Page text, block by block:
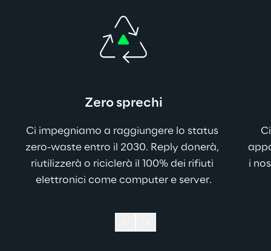
Zero sprechi
Ci impegniamo a raggiungere lo status
zero-waste entro il 2030. Reply donerà,
riutilizzerà o riciclerà il 100% dei rifiuti
elettronici come computer e server.
i